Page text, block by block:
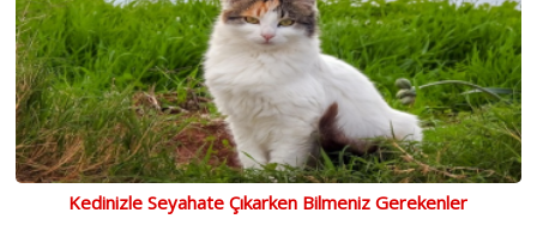
Kedinizle Seyahate Çıkarken Bilmeniz Gerekenler